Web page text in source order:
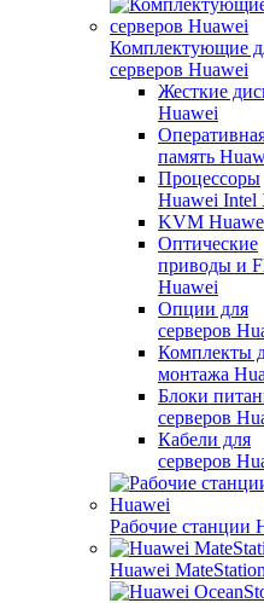
Комплектующие
серверов Huawei
Жесткие
Huawei
память
Процессоры
Huawei Intel
KVM
Оптические
приводы и
Huawei
Опции для
серверов
Комплекты
монтажа
Блоки
серверов
Кабели для
серверов
Рабочие станции
Huawei MateStation